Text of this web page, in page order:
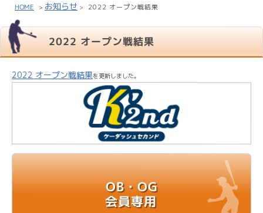
HOME > お知らせ > 2022 オープン戦結果
2022 オープン戦結果
2022 オープン戦結果を更新しました。
OB・OG
会員専用